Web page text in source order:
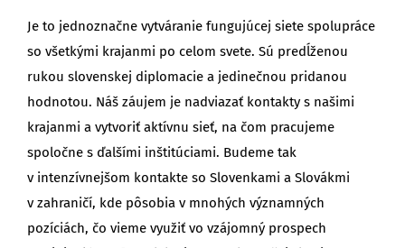
Je to jednoznačne vytváranie fungujúcej siete spolupráce
so všetkými krajanmi po celom svete. Sú predĺženou
rukou slovenskej diplomacie a jedinečnou pridanou
hodnotou. Náš záujem je nadviazať kontakty s našimi
krajanmi a vytvoriť aktívnu sieť, na čom pracujeme
spoločne s ďalšími inštitúciami. Budeme tak
v intenzívnejšom kontakte so Slovenkami a Slovákmi
v zahraničí, kde pôsobia v mnohých významných
pozíciách, čo vieme využiť vo vzájomný prospech